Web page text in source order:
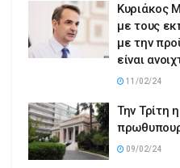
Κυριάκος
με τους
με την
είναι
11/02/24
Την Τρίτη
09/02/24